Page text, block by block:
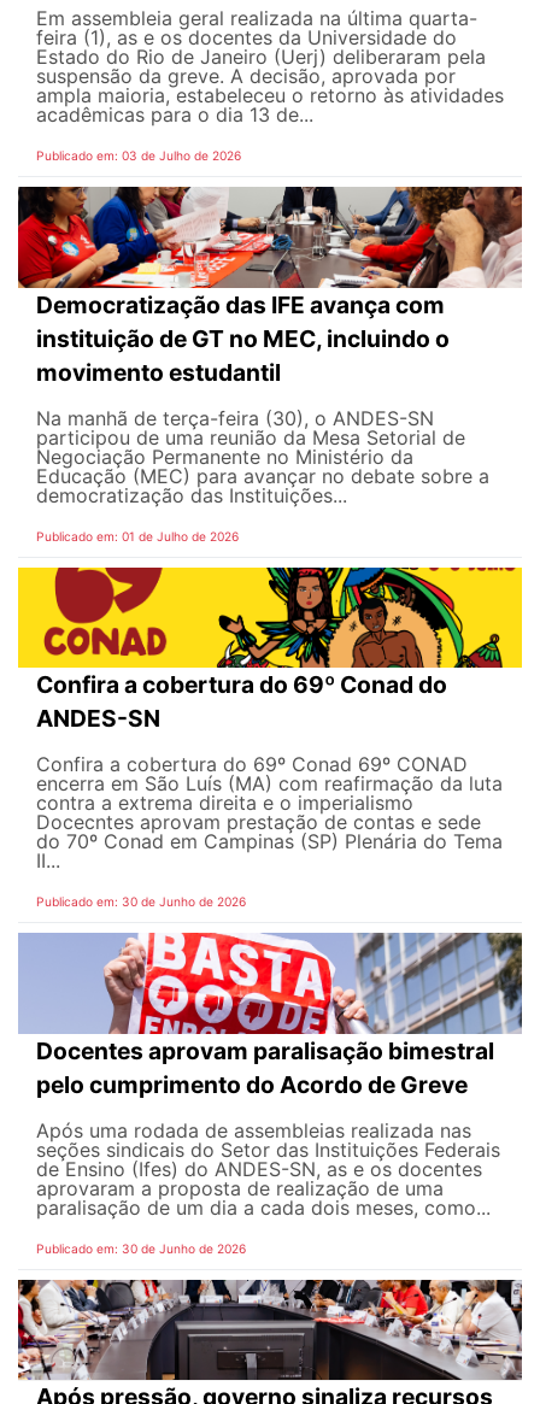
Em assembleia geral realizada na última quarta-
feira (1), as e os docentes da Universidade do
Estado do Rio de Janeiro (Uerj) deliberaram pela
suspensão da greve. A decisão, aprovada por
ampla maioria, estabeleceu o retorno às atividades
acadêmicas para o dia 13 de...
Publicado em: 03 de Julho de 2026
Democratização das IFE avança com
instituição de GT no MEC, incluindo o
movimento estudantil
Na manhã de terça-feira (30), o ANDES-SN
participou de uma reunião da Mesa Setorial de
Negociação Permanente no Ministério da
Educação (MEC) para avançar no debate sobre a
democratização das Instituições...
Publicado em: 01 de Julho de 2026
Confira a cobertura do 69º Conad do
ANDES-SN
Confira a cobertura do 69º Conad 69º CONAD
encerra em São Luís (MA) com reafirmação da luta
contra a extrema direita e o imperialismo
Docecntes aprovam prestação de contas e sede
do 70º Conad em Campinas (SP) Plenária do Tema
II...
Publicado em: 30 de Junho de 2026
Docentes aprovam paralisação bimestral
pelo cumprimento do Acordo de Greve
Após uma rodada de assembleias realizada nas
seções sindicais do Setor das Instituições Federais
de Ensino (Ifes) do ANDES-SN, as e os docentes
aprovaram a proposta de realização de uma
paralisação de um dia a cada dois meses, como...
Publicado em: 30 de Junho de 2026
Após pressão, governo sinaliza recursos